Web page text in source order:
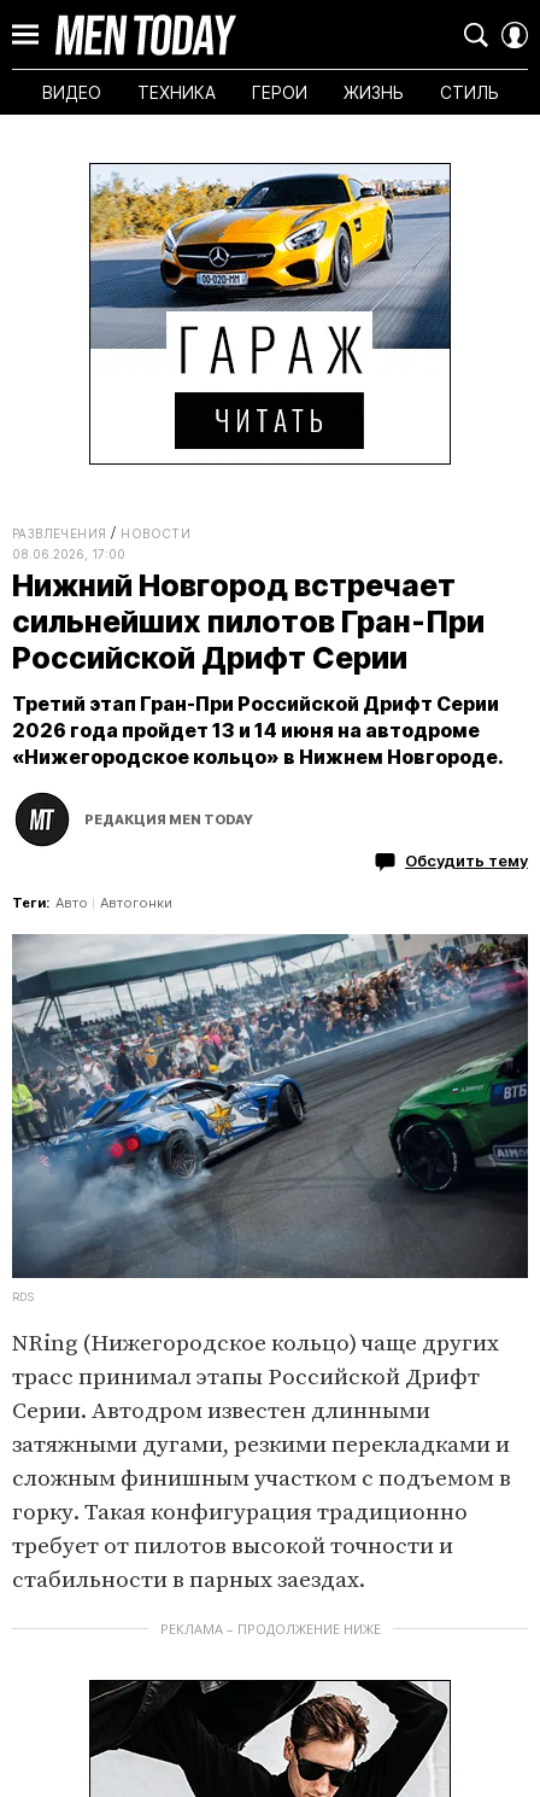
ВИДЕО ТЕХНИКА ГЕРОИ ЖИЗНЬ СТИЛЬ
РАЗВЛЕЧЕНИЯ
НОВОСТИ
08.06.2026, 17:00
Нижний Новгород встречает
сильнейших пилотов Гран-При
Российской Дрифт Серии
Третий этап Гран-При Российской Дрифт Серии
2026 года пройдет 13 и 14 июня на автодроме
«Нижегородское кольцо» в Нижнем Новгороде.
РЕДАКЦИЯ MEN TODAY
Обсудить тему
Теги: Авто Автогонки
RDS
NRing (Нижегородское кольцо) чаще других
трасс принимал этапы Российской Дрифт
Серии. Автодром известен длинными
затяжными дугами, резкими перекладками и
сложным финишным участком с подъемом в
горку. Такая конфигурация традиционно
требует от пилотов высокой точности и
стабильности в парных заездах.
РЕКЛАМА – ПРОДОЛЖЕНИЕ НИЖЕ